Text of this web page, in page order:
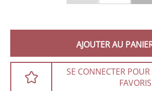
AJOUTER AU
SE CONNECTER
FAVORIS